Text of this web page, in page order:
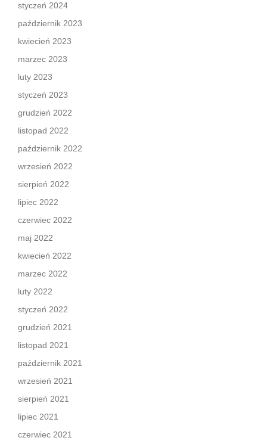
styczeń 2024
październik 2023
kwiecień 2023
marzec 2023
luty 2023
styczeń 2023
grudzień 2022
listopad 2022
październik 2022
wrzesień 2022
sierpień 2022
lipiec 2022
czerwiec 2022
maj 2022
kwiecień 2022
marzec 2022
luty 2022
styczeń 2022
grudzień 2021
listopad 2021
październik 2021
wrzesień 2021
sierpień 2021
lipiec 2021
czerwiec 2021